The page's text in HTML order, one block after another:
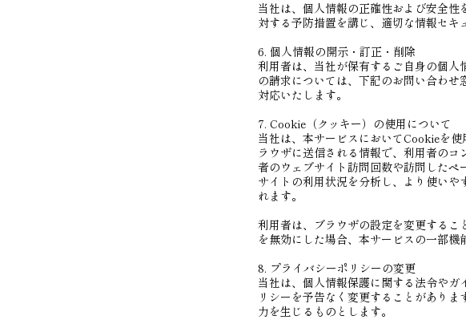
当社は、個人情報の正確性および安全
対する予防措置を講じ、適切な情報セキ
6. 個人情報の開示・訂正・削除
利用者は、当社が保有するご自身の個
の請求については、下記のお問い合わ
対応いたします。
7. Cookie（クッキー）の使用について
当社は、本サービスにおいてCookieを
ラウザに送信される情報で、利用者の
者のウェブサイト訪問回数や訪問した
サイトの利用状況を分析し、より使い
れます。
利用者は、ブラウザの設定を変更する
を無効にした場合、本サービスの一部機
8. プライバシーポリシーの変更
当社は、個人情報保護に関する法令や
リシーを予告なく変更することがあり
力を生じるものとします。